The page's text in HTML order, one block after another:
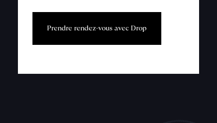
Prendre rendez-vous avec Drop